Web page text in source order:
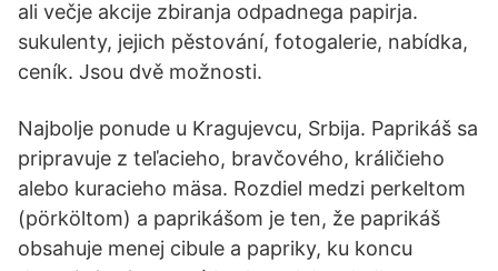
ali večje akcije zbiranja odpadnega papirja.
sukulenty, jejich pěstování, fotogalerie, nabídka,
ceník. Jsou dvě možnosti.
Najbolje ponude u Kragujevcu, Srbija. Paprikáš sa
pripravuje z teľacieho, bravčového, králičieho
alebo kuracieho mäsa. Rozdiel medzi perkeltom
(pörköltom) a paprikášom je ten, že paprikáš
obsahuje menej cibule a papriky, ku koncu